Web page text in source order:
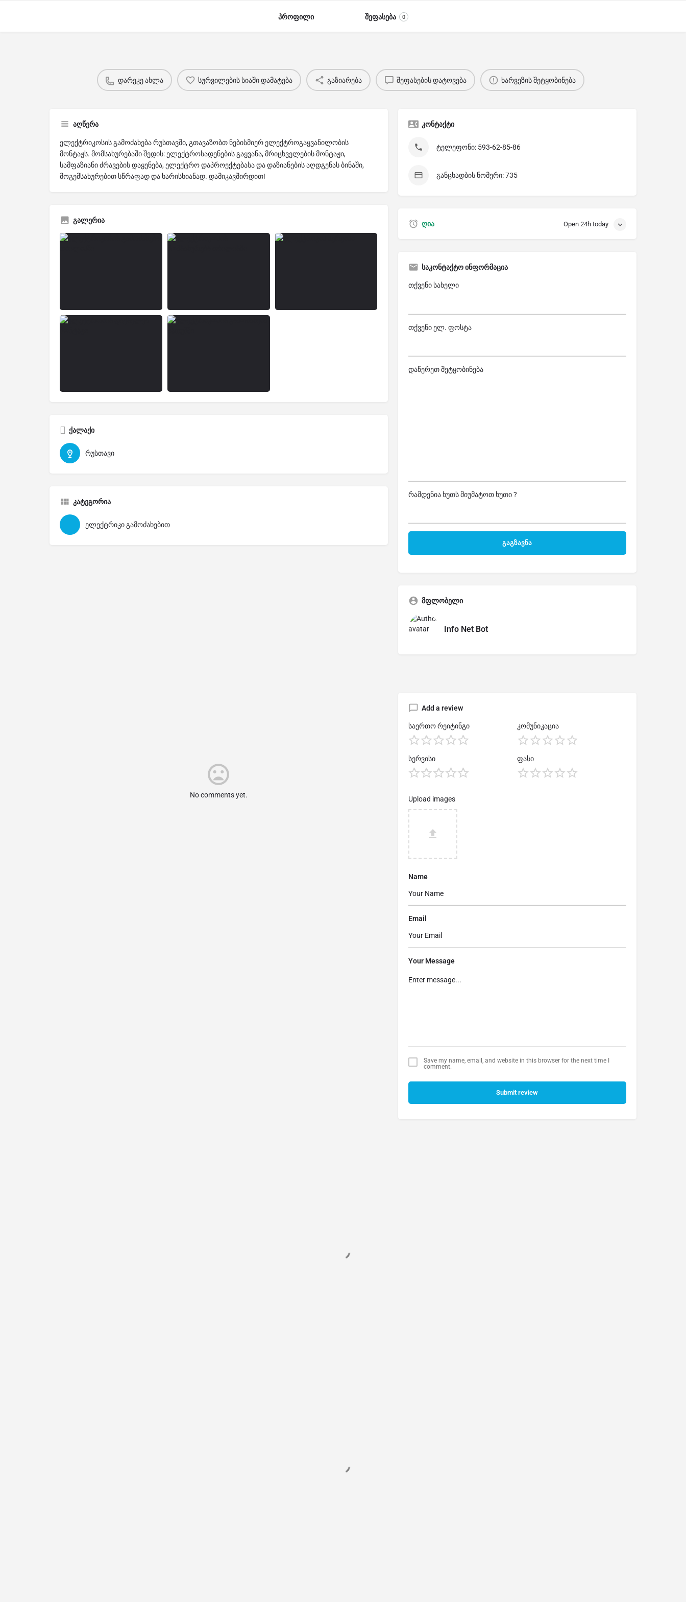
პროფილი შეფასება 0
დარეკე ახლა სურვილების სიაში დამატება გაზიარება შეფასების დატოვება ხარვეზის შეტყობინება
აღწერა
ელექტრიკოსის გამოძახება რუსთავში, გთავაზობთ ნებისმიერ ელექტროგაყვანილობის
მონტაჟს. მომსახურებაში შედის: ელექტროსადენების გაყვანა, მრიცხველების მონტაჟი,
სამფაზიანი ძრავების დაყენება, ელექტრო დაპროექტებასა და დაზიანების აღდგენას ბინაში,
მოგემსახურებით სწრაფად და ხარისხიანად. დამიკავშირდით!
გალერია
ქალაქი
რუსთავი
კატეგორია
ელექტრიკი გამოძახებით
კონტაქტი
ტელეფონი: 593-62-85-86
განცხადბის ნომერი: 735
ღია Open 24h today
საკონტაქტო ინფორმაცია
თქვენი სახელი
თქვენი ელ. ფოსტა
დაწერეთ შეტყობინება
რამდენია ხუთს მიუმატოთ ხუთი ?
მფლობელი
Info Net Bot
No comments yet.
Add a review
საერთო რეიტინგი კომუნიკაცია
სერვისი ფასი
Upload images
Name
Email
Your Message
Save my name, email, and website in this browser for the next time I
comment.
Submit review